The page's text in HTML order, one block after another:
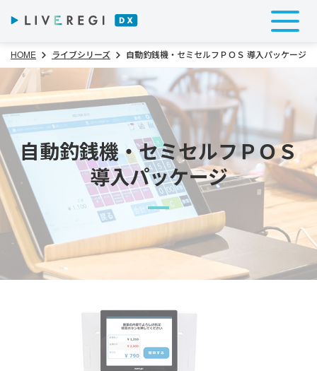
HOME ライブシリーズ 自動釣銭機・セミセルフＰＯＳ 導入パッケージ
自動釣銭機・セミセルフＰＯＳ
導入パッケージ